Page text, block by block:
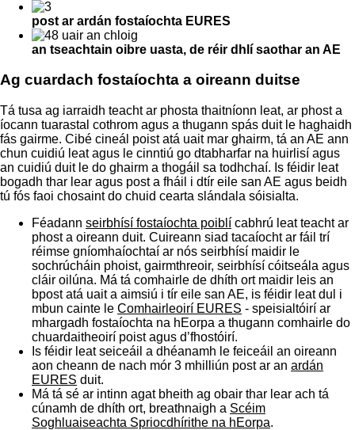
post ar ardán fostaíochta EURES
an tseachtain oibre uasta, de réir dhlí saothar an AE
Ag cuardach fostaíochta a oireann duitse
Tá tusa ag iarraidh teacht ar phosta thaitníonn leat, ar phost a
íocann tuarastal cothrom agus a thugann spás duit le haghaidh
fás gairme. Cibé cineál poist atá uait mar ghairm, tá an AE ann
chun cuidiú leat agus le cinntiú go dtabharfar na huirlisí agus
an cuidiú duit le do ghairm a thogáil sa todhchaí. Is féidir leat
bogadh thar lear agus post a fháil i dtír eile san AE agus beidh
tú fós faoi chosaint do chuid cearta slándala sóisialta.
Féadann seirbhísí fostaíochta poiblí cabhrú leat teacht ar
phost a oireann duit. Cuireann siad tacaíocht ar fáil trí
réimse gníomhaíochtaí ar nós seirbhísí maidir le
sochrúcháin phoist, gairmthreoir, seirbhísí cóitseála agus
cláir oilúna. Má tá comhairle de dhíth ort maidir leis an
bpost atá uait a aimsiú i tír eile san AE, is féidir leat dul i
mbun cainte le Comhairleoirí EURES - speisialtóirí ar
mhargadh fostaíochta na hEorpa a thugann comhairle do
chuardaitheoirí poist agus d’fhostóirí.
Is féidir leat seiceáil a dhéanamh le feiceáil an oireann
aon cheann de nach mór 3 mhilliún post ar an ardán
EURES duit.
Má tá sé ar intinn agat bheith ag obair thar lear ach tá
cúnamh de dhíth ort, breathnaigh a Scéim
Soghluaiseachta Spriocdhírithe na hEorpa.